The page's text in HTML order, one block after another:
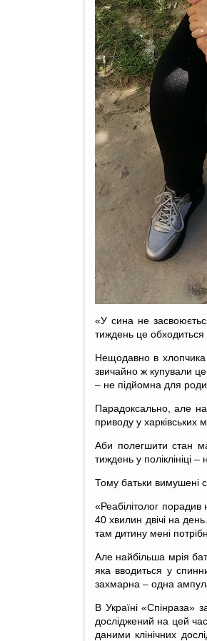
«У сина не
тиждень це
Нещодавно в хлопчика
звичайно ж купували
– не підйомна для
Парадоксально, але
приводу у харківських
Аби полегшити стан
тиждень у поліклініці
Тому батьки вимушені
«Реабілітолог
40 хвилин двічі на
там дитину мені
Але найбільша мрія
яка вводиться у
захмарна – одна
В Україні «Спінраза»
досліджений на цей
даними клінічних